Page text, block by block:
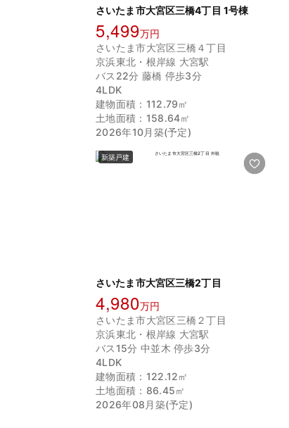
さいたま市大宮区三橋4丁目 1号棟
5,499万円
さいたま市大宮区三橋４丁目
京浜東北・根岸線 大宮駅
バス22分 藤橋 停歩3分
4LDK
建物面積：112.79㎡
土地面積：158.64㎡
2026年10月築(予定)
新築戸建
さいたま市大宮区三橋2丁目
4,980万円
さいたま市大宮区三橋２丁目
京浜東北・根岸線 大宮駅
バス15分 中並木 停歩3分
4LDK
建物面積：122.12㎡
土地面積：86.45㎡
2026年08月築(予定)